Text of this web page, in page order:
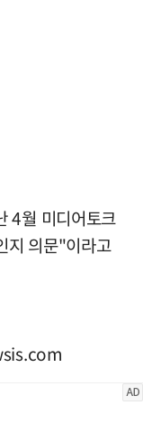
4월 미디어토크
지 의문"이라고